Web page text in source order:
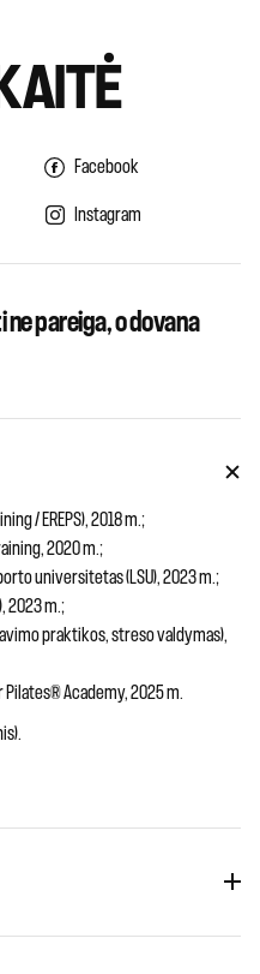
Facebook
Instagram
pareiga, o dovana
/ EREPS), 2018 m.;
2020 m.;
universitetas (LSU), 2023 m.;
2023 m.;
praktikos, streso valdymas),
Pilates® Academy, 2025 m.